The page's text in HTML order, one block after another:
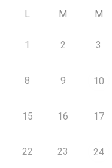
L M M
1 2 3
8 9 10
15 16 17
22 23 24